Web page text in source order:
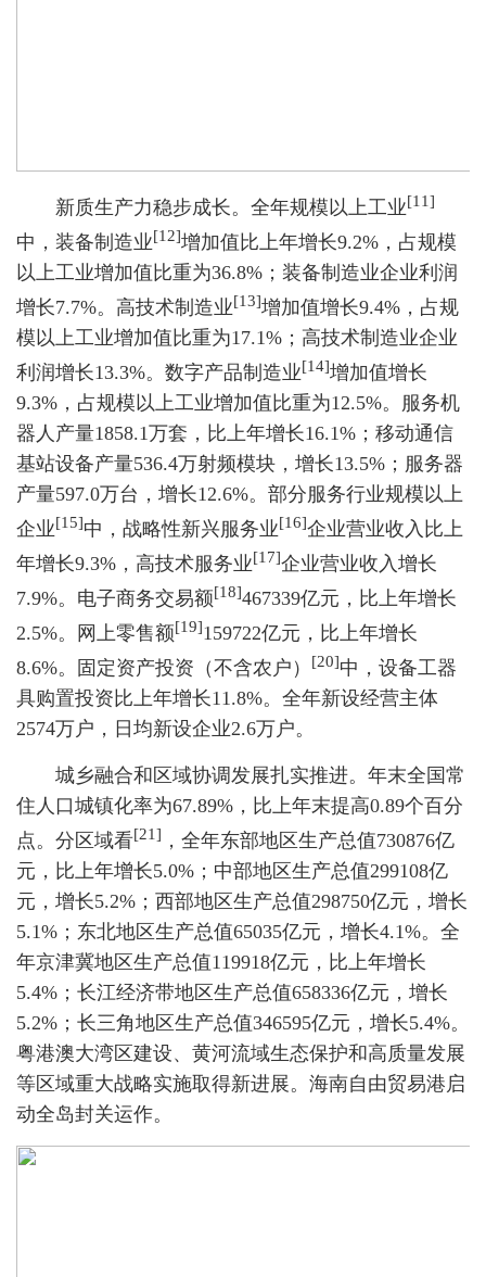
新质生产力稳步成长。全年规模以上工业[11]
中，装备制造业[12]增加值比上年增长9.2%，占规模
以上工业增加值比重为36.8%；装备制造业企业利润
增长7.7%。高技术制造业[13]增加值增长9.4%，占规
模以上工业增加值比重为17.1%；高技术制造业企业
利润增长13.3%。数字产品制造业[14]增加值增长
9.3%，占规模以上工业增加值比重为12.5%。服务机
器人产量1858.1万套，比上年增长16.1%；移动通信
基站设备产量536.4万射频模块，增长13.5%；服务器
产量597.0万台，增长12.6%。部分服务行业规模以上
企业[15]中，战略性新兴服务业[16]企业营业收入比上
年增长9.3%，高技术服务业[17]企业营业收入增长
7.9%。电子商务交易额[18]467339亿元，比上年增长
2.5%。网上零售额[19]159722亿元，比上年增长
8.6%。固定资产投资（不含农户）
[20]中，设备工器
具购置投资比上年增长11.8%。全年新设经营主体
2574万户，日均新设企业2.6万户。
城乡融合和区域协调发展扎实推进。年末全国常
住人口城镇化率为67.89%，比上年末提高0.89个百分
点。分区域看[21] ，全年东部地区生产总值730876亿
元，比上年增长5.0%；中部地区生产总值299108亿
元，增长5.2%；西部地区生产总值298750亿元，增长
5.1%；东北地区生产总值65035亿元，增长4.1%。全
年京津冀地区生产总值119918亿元，比上年增长
5.4%；长江经济带地区生产总值658336亿元，增长
5.2%；长三角地区生产总值346595亿元，增长5.4%。
粤港澳大湾区建设、黄河流域生态保护和高质量发展
等区域重大战略实施取得新进展。海南自由贸易港启
动全岛封关运作。